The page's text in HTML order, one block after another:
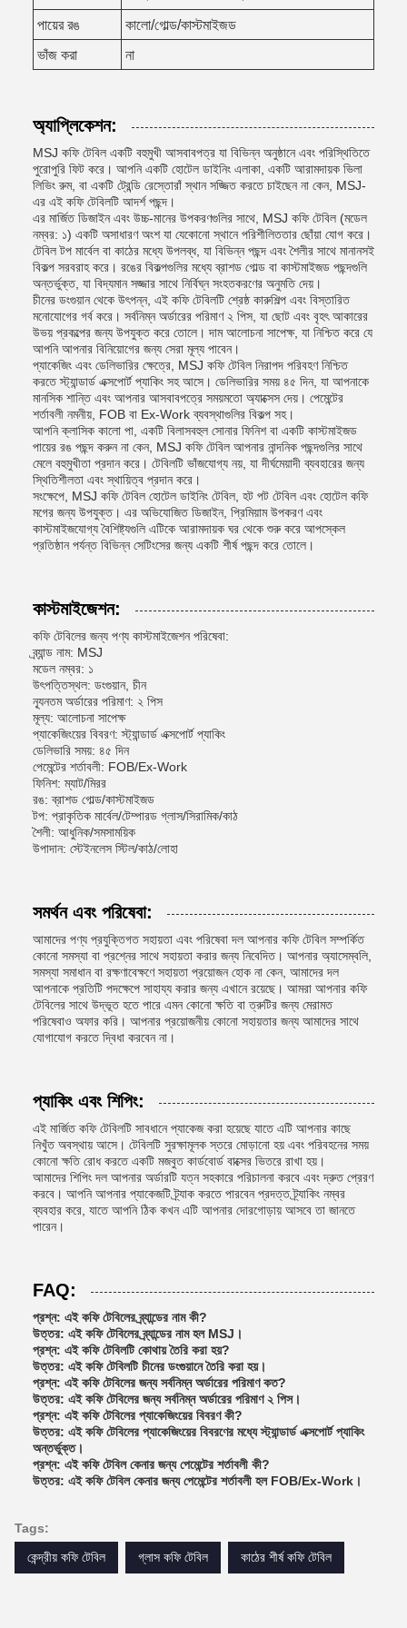
পায়ের রঙ
কালো/গোল্ড/কাস্টমাইজড
ভাঁজ করা
না
অ্যাপ্লিকেশন:
MSJ কফি টেবিল একটি বহুমুখী আসবাবপত্র যা বিভিন্ন অনুষ্ঠানে এবং পরিস্থিতিতে
পুরোপুরি ফিট করে। আপনি একটি হোটেল ডাইনিং এলাকা, একটি আরামদায়ক ভিলা
লিভিং রুম, বা একটি ট্রেন্ডি রেস্তোরাঁ স্থান সজ্জিত করতে চাইছেন না কেন, MSJ-
এর এই কফি টেবিলটি আদর্শ পছন্দ।
এর মার্জিত ডিজাইন এবং উচ্চ-মানের উপকরণগুলির সাথে, MSJ কফি টেবিল (মডেল
নম্বর: ১) একটি অসাধারণ অংশ যা যেকোনো স্থানে পরিশীলিততার ছোঁয়া যোগ করে।
টেবিল টপ মার্বেল বা কাঠের মধ্যে উপলব্ধ, যা বিভিন্ন পছন্দ এবং শৈলীর সাথে মানানসই
বিকল্প সরবরাহ করে। রঙের বিকল্পগুলির মধ্যে ব্রাশড গোল্ড বা কাস্টমাইজড পছন্দগুলি
অন্তর্ভুক্ত, যা বিদ্যমান সজ্জার সাথে নির্বিঘ্ন সংহতকরণের অনুমতি দেয়।
চীনের ডংগুয়ান থেকে উৎপন্ন, এই কফি টেবিলটি শ্রেষ্ঠ কারুশিল্প এবং বিস্তারিত
মনোযোগের গর্ব করে। সর্বনিম্ন অর্ডারের পরিমাণ ২ পিস, যা ছোট এবং বৃহৎ আকারের
উভয় প্রকল্পের জন্য উপযুক্ত করে তোলে। দাম আলোচনা সাপেক্ষ, যা নিশ্চিত করে যে
আপনি আপনার বিনিয়োগের জন্য সেরা মূল্য পাবেন।
প্যাকেজিং এবং ডেলিভারির ক্ষেত্রে, MSJ কফি টেবিল নিরাপদ পরিবহণ নিশ্চিত
করতে স্ট্যান্ডার্ড এক্সপোর্ট প্যাকিং সহ আসে। ডেলিভারির সময় ৪৫ দিন, যা আপনাকে
মানসিক শান্তি এবং আপনার আসবাবপত্রে সময়মতো অ্যাক্সেস দেয়। পেমেন্টের
শর্তাবলী নমনীয়, FOB বা Ex-Work ব্যবস্থাগুলির বিকল্প সহ।
আপনি ক্লাসিক কালো পা, একটি বিলাসবহুল সোনার ফিনিশ বা একটি কাস্টমাইজড
পায়ের রঙ পছন্দ করুন না কেন, MSJ কফি টেবিল আপনার নান্দনিক পছন্দগুলির সাথে
মেলে বহুমুখীতা প্রদান করে। টেবিলটি ভাঁজযোগ্য নয়, যা দীর্ঘমেয়াদী ব্যবহারের জন্য
স্থিতিশীলতা এবং স্থায়িত্ব প্রদান করে।
সংক্ষেপে, MSJ কফি টেবিল হোটেল ডাইনিং টেবিল, হট পট টেবিল এবং হোটেল কফি
মগের জন্য উপযুক্ত। এর অভিযোজিত ডিজাইন, প্রিমিয়াম উপকরণ এবং
কাস্টমাইজযোগ্য বৈশিষ্ট্যগুলি এটিকে আরামদায়ক ঘর থেকে শুরু করে আপস্কেল
প্রতিষ্ঠান পর্যন্ত বিভিন্ন সেটিংসের জন্য একটি শীর্ষ পছন্দ করে তোলে।
কাস্টমাইজেশন:
কফি টেবিলের জন্য পণ্য কাস্টমাইজেশন পরিষেবা:
ব্র্যান্ড নাম: MSJ
মডেল নম্বর: ১
উৎপত্তিস্থল: ডংগুয়ান, চীন
ন্যূনতম অর্ডারের পরিমাণ: ২ পিস
মূল্য: আলোচনা সাপেক্ষ
প্যাকেজিংয়ের বিবরণ: স্ট্যান্ডার্ড এক্সপোর্ট প্যাকিং
ডেলিভারি সময়: ৪৫ দিন
পেমেন্টের শর্তাবলী: FOB/Ex-Work
ফিনিশ: ম্যাট/মিরর
রঙ: ব্রাশড গোল্ড/কাস্টমাইজড
টপ: প্রাকৃতিক মার্বেল/টেম্পারড গ্লাস/সিরামিক/কাঠ
শৈলী: আধুনিক/সমসাময়িক
উপাদান: স্টেইনলেস স্টিল/কাঠ/লোহা
সমর্থন এবং পরিষেবা:
আমাদের পণ্য প্রযুক্তিগত সহায়তা এবং পরিষেবা দল আপনার কফি টেবিল সম্পর্কিত
কোনো সমস্যা বা প্রশ্নের সাথে সহায়তা করার জন্য নিবেদিত। আপনার অ্যাসেম্বলি,
সমস্যা সমাধান বা রক্ষণাবেক্ষণে সহায়তা প্রয়োজন হোক না কেন, আমাদের দল
আপনাকে প্রতিটি পদক্ষেপে সাহায্য করার জন্য এখানে রয়েছে। আমরা আপনার কফি
টেবিলের সাথে উদ্ভূত হতে পারে এমন কোনো ক্ষতি বা ত্রুটির জন্য মেরামত
পরিষেবাও অফার করি। আপনার প্রয়োজনীয় কোনো সহায়তার জন্য আমাদের সাথে
যোগাযোগ করতে দ্বিধা করবেন না।
প্যাকিং এবং শিপিং:
এই মার্জিত কফি টেবিলটি সাবধানে প্যাকেজ করা হয়েছে যাতে এটি আপনার কাছে
নিখুঁত অবস্থায় আসে। টেবিলটি সুরক্ষামূলক স্তরে মোড়ানো হয় এবং পরিবহনের সময়
কোনো ক্ষতি রোধ করতে একটি মজবুত কার্ডবোর্ড বাক্সের ভিতরে রাখা হয়।
আমাদের শিপিং দল আপনার অর্ডারটি যত্ন সহকারে পরিচালনা করবে এবং দ্রুত প্রেরণ
করবে। আপনি আপনার প্যাকেজটি ট্র্যাক করতে পারবেন প্রদত্ত ট্র্যাকিং নম্বর
ব্যবহার করে, যাতে আপনি ঠিক কখন এটি আপনার দোরগোড়ায় আসবে তা জানতে
পারেন।
FAQ:
প্রশ্ন: এই কফি টেবিলের ব্র্যান্ডের নাম কী?
উত্তর: এই কফি টেবিলের ব্র্যান্ডের নাম হল MSJ।
প্রশ্ন: এই কফি টেবিলটি কোথায় তৈরি করা হয়?
উত্তর: এই কফি টেবিলটি চীনের ডংগুয়ানে তৈরি করা হয়।
প্রশ্ন: এই কফি টেবিলের জন্য সর্বনিম্ন অর্ডারের পরিমাণ কত?
উত্তর: এই কফি টেবিলের জন্য সর্বনিম্ন অর্ডারের পরিমাণ ২ পিস।
প্রশ্ন: এই কফি টেবিলের প্যাকেজিংয়ের বিবরণ কী?
উত্তর: এই কফি টেবিলের প্যাকেজিংয়ের বিবরণের মধ্যে স্ট্যান্ডার্ড এক্সপোর্ট প্যাকিং
অন্তর্ভুক্ত।
প্রশ্ন: এই কফি টেবিল কেনার জন্য পেমেন্টের শর্তাবলী কী?
উত্তর: এই কফি টেবিল কেনার জন্য পেমেন্টের শর্তাবলী হল FOB/Ex-Work।
Tags:
কেন্দ্রীয় কফি টেবিল
গ্লাস কফি টেবিল কাঠের শীর্ষ কফি টেবিল